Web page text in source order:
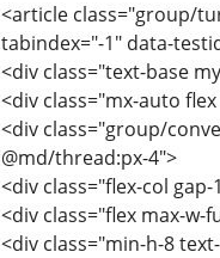
<article class="group/
tabindex="-1" data-
<div class="text-base
<div class="mx-auto
<div class="group/
@md/thread:px-4">
<div class="flex-col
<div class="flex max-w-
<div class="min-h-8